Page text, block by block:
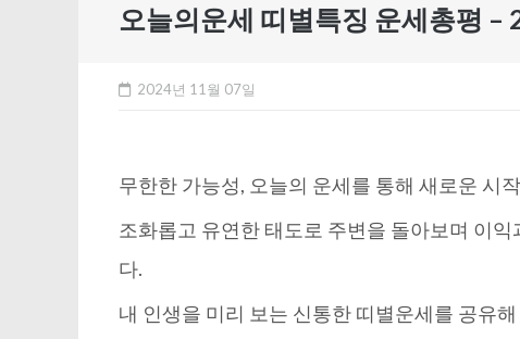
오늘의운세 띠별특징 운세총평 –
2024년 11월 07일
무한한 가능성, 오늘의 운세를 통해 새로운 시
조화롭고 유연한 태도로 주변을 돌아보며 이
다.
내 인생을 미리 보는 신통한 띠별운세를 공유